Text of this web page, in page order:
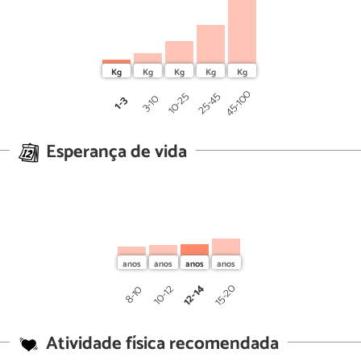
1-3 3-10 10-25 25-45 45-100
Esperança de vida
8-10 10-12 12-14 15-20
Atividade física recomendada